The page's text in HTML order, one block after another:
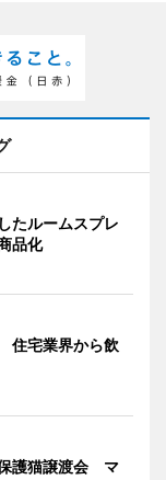
たルームスプレ
品化
住宅業界から飲
護猫譲渡会 マ